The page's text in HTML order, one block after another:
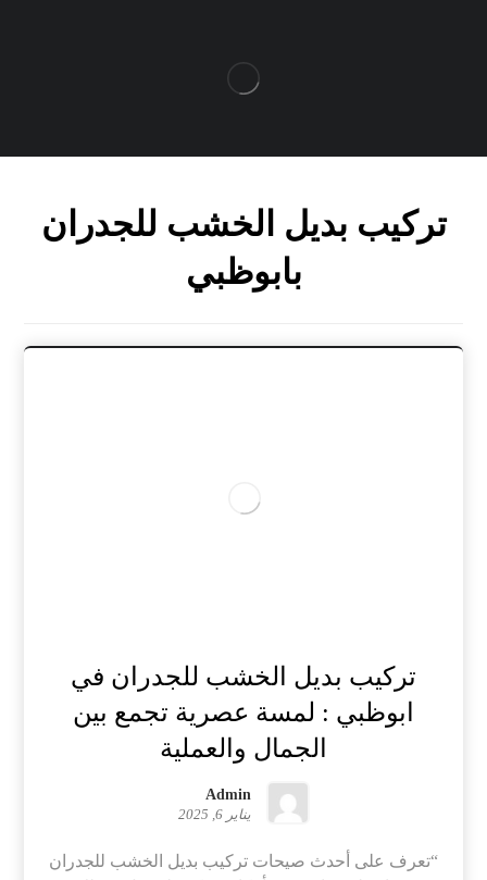
تركيب بديل الخشب للجدران
بابوظبي
تركيب بديل الخشب للجدران في
ابوظبي : لمسة عصرية تجمع بين
الجمال والعملية
Admin
يناير 6, 2025
“تعرف على أحدث صيحات تركيب بديل الخشب للجدران